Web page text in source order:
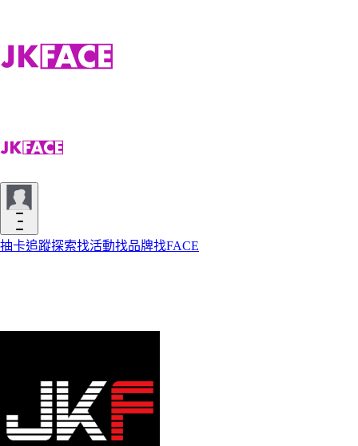
抽卡追蹤探索找活動找品牌找FACE